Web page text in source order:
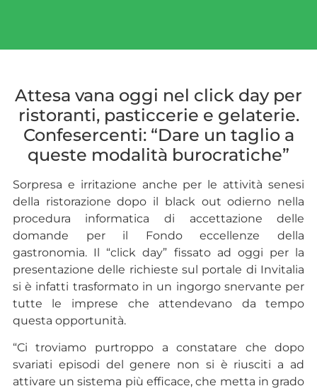
Attesa vana oggi nel click day per
ristoranti, pasticcerie e gelaterie.
Confesercenti: “Dare un taglio a
queste modalità burocratiche”
Sorpresa e irritazione anche per le attività senesi
della ristorazione dopo il black out odierno nella
procedura informatica di accettazione delle
domande per il Fondo eccellenze della
gastronomia. Il “click day” fissato ad oggi per la
presentazione delle richieste sul portale di Invitalia
si è infatti trasformato in un ingorgo snervante per
tutte le imprese che attendevano da tempo
questa opportunità.
“Ci troviamo purtroppo a constatare che dopo
svariati episodi del genere non si è riusciti a ad
attivare un sistema più efficace, che metta in grado